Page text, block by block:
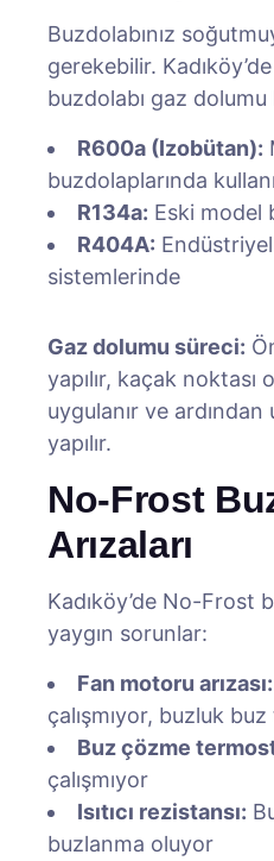
Buzdolabınız
gerekebilir.
buzdolabı gaz
R600a (Izobütan):
buzdolaplarında
R134a: Eski model
R404A:
sistemlerinde
Gaz dolumu süreci:
yapılır, kaçak noktası
uygulanır ve
yapılır.
No-Frost
Arızaları
Kadıköy’de No-Frost
yaygın sorunlar:
Fan motoru arızası:
çalışmıyor, buzluk
Buz çözme
çalışmıyor
Isıtıcı rezistansı:
buzlanma oluyor